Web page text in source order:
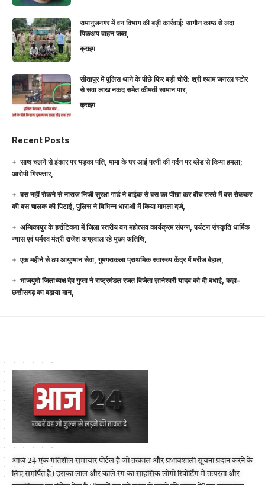
रामानुजनगर में वन विभाग की बड़ी कार्रवाई: सागौन काष्ठ से लदा
पिकअप वाहन जब्त,
क्राइम
सीतापुर में पुलिस थाने के पीछे फिर बड़ी चोरी: श्री श्याम जनरल स्टोर
से सवा लाख नकद समेत कीमती सामान पार,
क्राइम
Recent Posts
साथ चलने से इंकार पर भड़का पति, मामा के घर आई पत्नी की गर्दन पर ब्लेड से किया हमला;
आरोपी गिरफ्तार,
बस नहीं रोकने से नाराज निजी सुरक्षा गार्ड ने बाईक से बस का पीछा कर बीच रास्ते में बस रोककर
की बस चालक की पिटाई, पुलिस ने विभिन्न धाराओं में किया मामला दर्ज,
अम्बिकापुर के हर्राटिकरा में जिला स्तरीय वन महोत्सव कार्यक्रम संपन्न, पर्यटन संस्कृति धार्मिक
न्यास एवं धर्मस्व मंत्री राजेश अग्रवाल रहे मुख्य अतिथि,
एक महीने से ठप आयुष्मान सेवा, गुमगराकला प्राथमिक स्वास्थ्य केंद्र में मरीज बेहाल,
भाजयुमो जिलाध्यक्ष देव गुप्ता ने राष्ट्रमंडल रजत विजेता ज्ञानेश्वरी यादव को दी बधाई, कहा-
छत्तीसगढ़ का बढ़ाया मान,
आज 24 एक गतिशील समाचार पोर्टल है जो तत्काल और प्रभावशाली सूचना प्रदान करने के
लिए समर्पित है। इसका लाल और काले रंग का साहसिक लोगो रिपोर्टिंग में तत्परता और